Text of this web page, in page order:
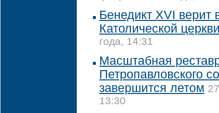
Бенедикт XVI верит
Католической
года, 14:31
Масштабная
Петропавловского
завершится летом
13:30